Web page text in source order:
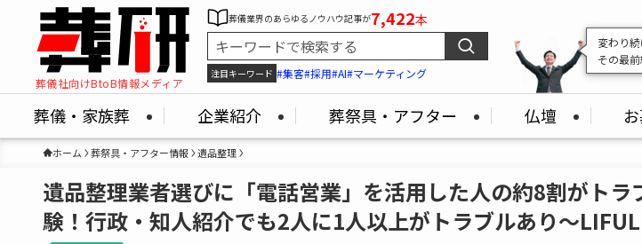
葬儀社向けBtoB情報メディア
葬儀業界のあらゆるノウハウ記事が7,422本
注目キーワード #集客#採用#AI#マーケティング
変わり続
その最
葬儀・家族葬 企業紹介 葬祭具・アフター 仏壇
ホーム 葬祭具・アフター情報 遺品整理
遺品整理業者選びに「電話営業」を活用した人の約8割がトラ
験！行政・知人紹介でも2人に1人以上がトラブルあり～